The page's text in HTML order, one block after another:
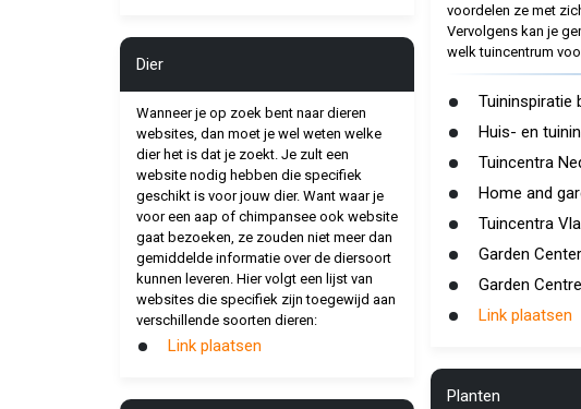
Dier
Wanneer je op zoek bent naar dieren
websites, dan moet je wel weten welke
dier het is dat je zoekt. Je zult een
website nodig hebben die specifiek
geschikt is voor jouw dier. Want waar je
voor een aap of chimpansee ook website
gaat bezoeken, ze zouden niet meer dan
gemiddelde informatie over de diersoort
kunnen leveren. Hier volgt een lijst van
websites die specifiek zijn toegewijd aan
verschillende soorten dieren:
Link plaatsen
voordelen ze met
Vervolgens kan je
welk tuincentrum
Tuininspiratie
Huis- en
Tuincentra
Home and
Tuincentra
Garden
Garden
Link plaatsen
Planten